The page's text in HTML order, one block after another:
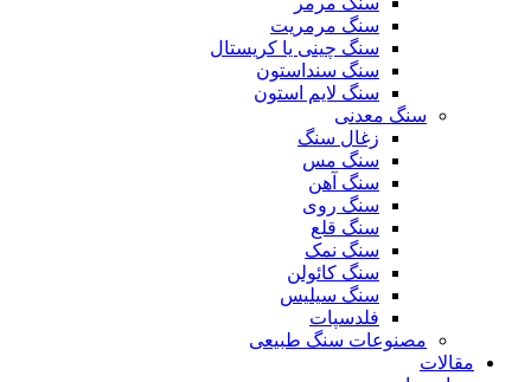
سنگ مرمریت
سنگ چینی یا کریستال
سنگ سنداستون
سنگ لایم استون
سنگ معدنی
زغال سنگ
سنگ مس
سنگ آهن
سنگ روی
سنگ قلع
سنگ نمک
سنگ کائولن
سنگ سیلیس
فلدسپات
مصنوعات سنگ طبیعی
مقالات